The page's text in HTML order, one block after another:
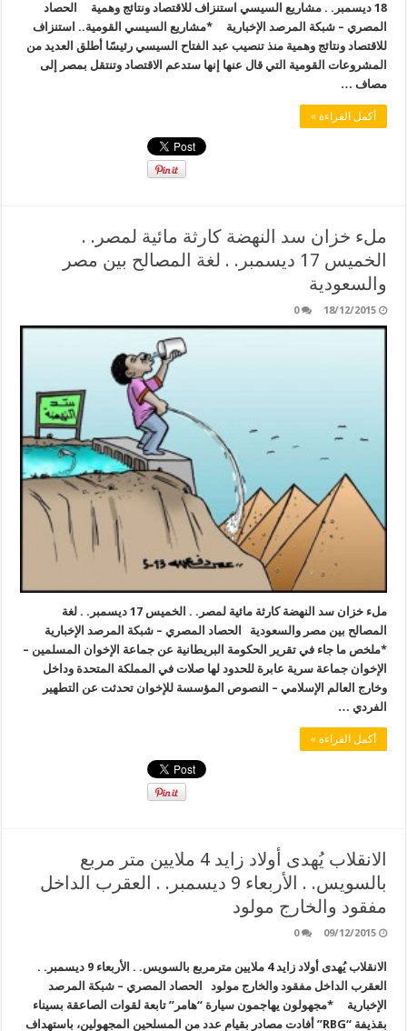
18 ديسمبر. . مشاريع السيسي استنزاف للاقتصاد ونتائج وهمية الحصاد
المصري – شبكة المرصد الإخبارية *مشاريع السيسي القومية.. استنزاف
للاقتصاد ونتائج وهمية منذ تنصيب عبد الفتاح السيسي رئيسًا أطلق العديد من
المشروعات القومية التي قال عنها إنها ستدعم الاقتصاد وتنتقل بمصر إلى
مصاف …
أكمل القراءة »
ملء خزان سد النهضة كارثة مائية لمصر. .
الخميس 17 ديسمبر. . لغة المصالح بين مصر
والسعودية
18/12/2015
0
ملء خزان سد النهضة كارثة مائية لمصر. . الخميس 17 ديسمبر. . لغة
المصالح بين مصر والسعودية الحصاد المصري – شبكة المرصد الإخبارية
*ملخص ما جاء في تقرير الحكومة البريطانية عن جماعة الإخوان المسلمين –
الإخوان جماعة سرية عابرة للحدود لها صلات في المملكة المتحدة وداخل
وخارج العالم الإسلامي – النصوص المؤسسة للإخوان تحدثت عن التطهير
الفردي …
أكمل القراءة »
الانقلاب يُهدى أولاد زايد 4 ملايين متر مربع
بالسويس. . الأربعاء 9 ديسمبر. . العقرب الداخل
مفقود والخارج مولود
09/12/2015
0
الانقلاب يُهدى أولاد زايد 4 ملايين مترمربع بالسويس. . الأربعاء 9 ديسمبر. .
العقرب الداخل مفقود والخارج مولود الحصاد المصري – شبكة المرصد
الإخبارية *مجهولون يهاجمون سيارة “هامر” تابعة لقوات الصاعقة بسيناء
بقذيفة “RBG” أفادت مصادر بقيام عدد من المسلحين المجهولين، باستهداف